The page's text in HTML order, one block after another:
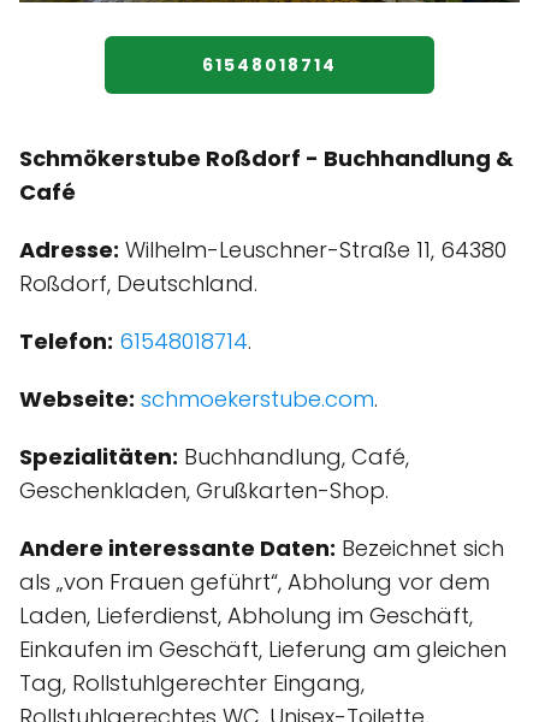
61548018714
Schmökerstube Roßdorf - Buchhandlung &
Café
Adresse: Wilhelm-Leuschner-Straße 11, 64380
Roßdorf, Deutschland.
Telefon: 61548018714.
Webseite: schmoekerstube.com.
Spezialitäten: Buchhandlung, Café,
Geschenkladen, Grußkarten-Shop.
Andere interessante Daten: Bezeichnet sich
als „von Frauen geführt“, Abholung vor dem
Laden, Lieferdienst, Abholung im Geschäft,
Einkaufen im Geschäft, Lieferung am gleichen
Tag, Rollstuhlgerechter Eingang,